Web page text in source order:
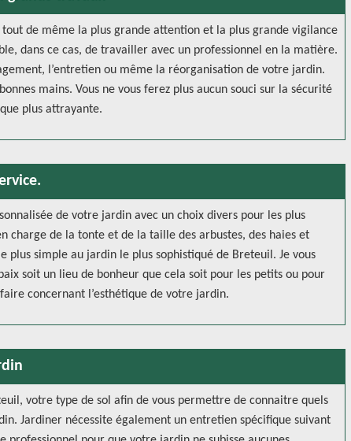
de même la plus grande attention et la plus grande vigilance
dans ce cas, de travailler avec un professionnel en la matière.
l’entretien ou même la réorganisation de votre jardin.
mains. Vous ne vous ferez plus aucun souci sur la sécurité
plus attrayante.
de votre jardin avec un choix divers pour les plus
charge de la tonte et de la taille des arbustes, des haies et
simple au jardin le plus sophistiqué de Breteuil. Je vous
soit un lieu de bonheur que cela soit pour les petits ou pour
faire concernant l’esthétique de votre jardin.
votre type de sol afin de vous permettre de connaitre quels
Jardiner nécessite également un entretien spécifique suivant